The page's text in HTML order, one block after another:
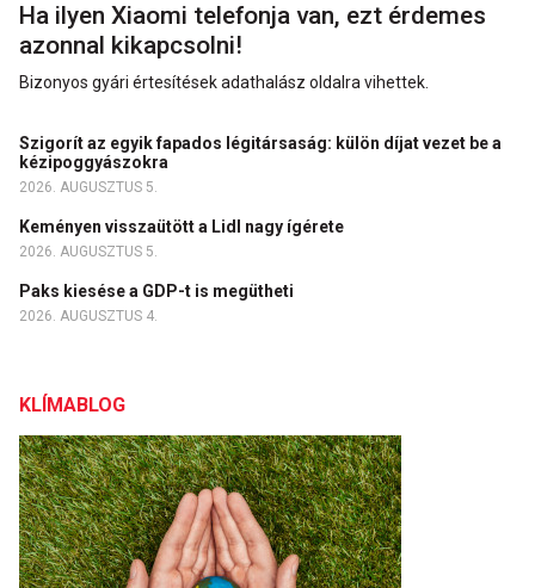
Ha ilyen Xiaomi telefonja van, ezt érdemes
azonnal kikapcsolni!
Bizonyos gyári értesítések adathalász oldalra vihettek.
Szigorít az egyik fapados légitársaság: külön díjat vezet be a
kézipoggyászokra
2026. AUGUSZTUS 5.
Keményen visszaütött a Lidl nagy ígérete
2026. AUGUSZTUS 5.
Paks kiesése a GDP-t is megütheti
2026. AUGUSZTUS 4.
KLÍMABLOG